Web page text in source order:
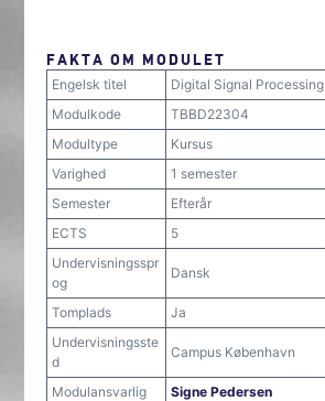
FAKTA OM MODULET
Engelsk titel
Digital Signal Processing
Modulkode
TBBD22304
Modultype
Kursus
Varighed
1 semester
Semester
Efterår
ECTS
5
Undervisningsspr
og
Dansk
Tomplads
Ja
Undervisningsste
d
Campus København
Modulansvarlig
Signe Pedersen